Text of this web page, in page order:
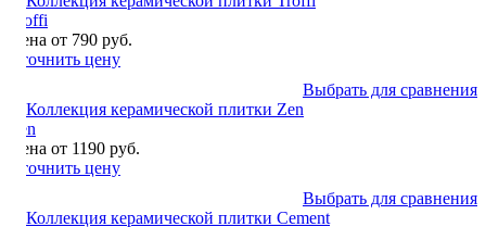
Troffi
Цена от 790 руб.
Уточнить цену
Выбрать для сравнения
Zen
Цена от 1190 руб.
Уточнить цену
Выбрать для сравнения